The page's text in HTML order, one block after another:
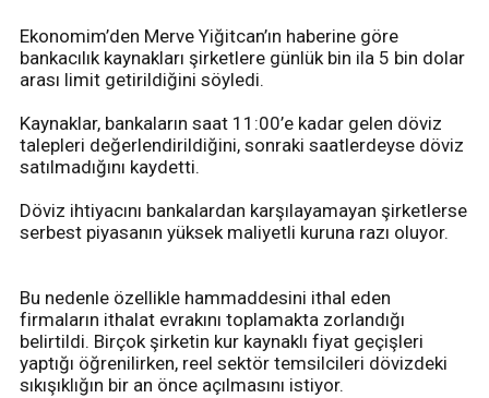
Ekonomim’den Merve Yiğitcan’ın haberine göre
bankacılık kaynakları şirketlere günlük bin ila 5 bin dolar
arası limit getirildiğini söyledi.
Kaynaklar, bankaların saat 11:00’e kadar gelen döviz
talepleri değerlendirildiğini, sonraki saatlerdeyse döviz
satılmadığını kaydetti.
Döviz ihtiyacını bankalardan karşılayamayan şirketlerse
serbest piyasanın yüksek maliyetli kuruna razı oluyor.
Bu nedenle özellikle hammaddesini ithal eden
firmaların ithalat evrakını toplamakta zorlandığı
belirtildi. Birçok şirketin kur kaynaklı fiyat geçişleri
yaptığı öğrenilirken, reel sektör temsilcileri dövizdeki
sıkışıklığın bir an önce açılmasını istiyor.